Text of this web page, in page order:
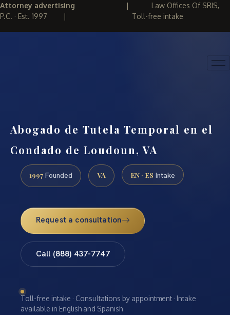
Attorney advertising | Law Offices Of SRIS,
P.C. · Est. 1997 | Toll-free intake
Abogado de Tutela Temporal en el
Condado de Loudoun, VA
1997 Founded VA EN · ES Intake
Request a consultation
Call (888) 437-7747
Toll-free intake · Consultations by appointment · Intake
available in English and Spanish